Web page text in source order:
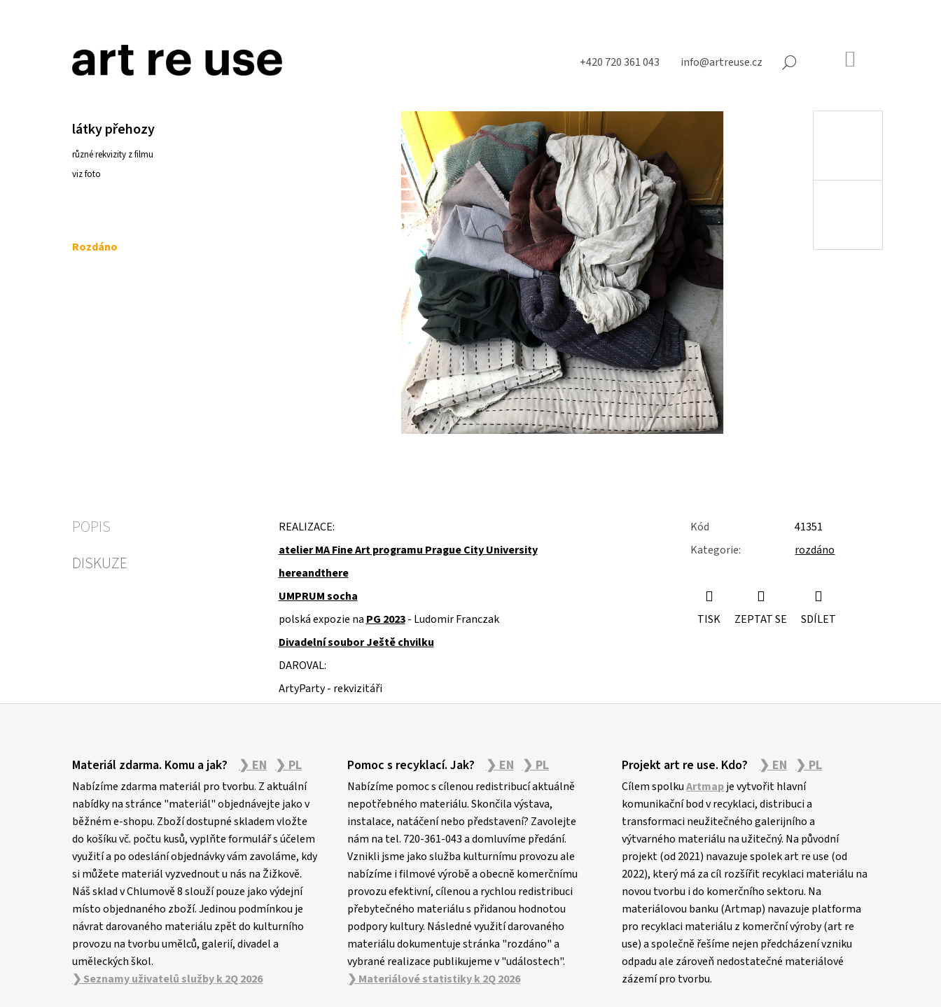
+420 720 361 043
info@artreuse.cz HLEDAT
látky přehozy
různé rekvizity z filmu
viz foto
Měrná
Rozdáno
POPIS
DISKUZE
REALIZACE:
atelier MA Fine Art programu Prague City University
hereandthere
UMPRUM socha
polská expozie na PG 2023- Ludomir Franczak
Divadelní soubor Ještě chvilku
DAROVAL:
ArtyParty - rekvizitáři
Kód
41351
Kategorie: rozdáno
TISK ZEPTAT SE SDÍLET
HLEDAT
Doporučujeme
Následující
NÁSTĚNÁ STROPNÍ KONZOLE 6900KS STUDIOVÝ MOLITAN
Materiál zdarma. Komu a jak? ❯ EN ❯ PL
Nabízíme zdarma materiál pro tvorbu. Z aktuální
nabídky na stránce "materiál" objednávejte jako v
běžném e-shopu. Zboží dostupné skladem vložte
do košíku vč. počtu kusů, vyplňte formulář s účelem
využití a po odeslání objednávky vám zavoláme, kdy
si můžete materiál vyzvednout u nás na Žižkově.
Náš sklad v Chlumově 8 slouží pouze jako výdejní
místo objednaného zboží. Jedinou podmínkou je
návrat darovaného materiálu zpět do kulturního
provozu na tvorbu umělců, galerií, divadel a
uměleckých škol.
❯ Seznamy uživatelů služby k 2Q 2026
Pomoc s recyklací. Jak? ❯ EN ❯ PL
Nabízíme pomoc s cílenou redistribucí aktuálně
nepotřebného materiálu. Skončila výstava,
instalace, natáčení nebo představení? Zavolejte
nám na tel. 720-361-043 a domluvíme předání.
Vznikli jsme jako služba kulturnímu provozu ale
nabízíme i filmové výrobě a obecně komerčnímu
provozu efektivní, cílenou a rychlou redistribuci
přebytečného materiálu s přidanou hodnotou
podpory kultury. Následné využití darovaného
materiálu dokumentuje stránka "rozdáno" a
vybrané realizace publikujeme v "událostech".
❯ Materiálové statistiky k 2Q 2026
Projekt art re use. Kdo? ❯ EN ❯ PL
Cílem spolkuArtmapje vytvořit hlavní
komunikační bod v recyklaci, distribuci a
transformaci neužitečného galerijního a
výtvarného materiálu na užitečný. Na původní
projekt (od 2021) navazuje spolek art re use (od
2022), který má za cíl rozšířit recyklaci materiálu na
novou tvorbu i do komerčního sektoru. Na
materiálovou banku (Artmap) navazuje platforma
pro recyklaci materiálu z komerční výroby (art re
use) a společně řešíme nejen předcházení vzniku
odpadu ale zároveň nedostatečné materiálové
zázemí pro tvorbu.